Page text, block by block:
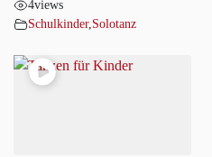
4views
Schulkinder,Solotanz